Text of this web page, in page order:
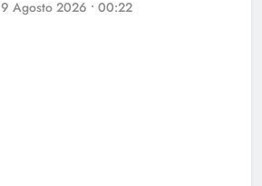
9 Agosto 2026 • 00:22